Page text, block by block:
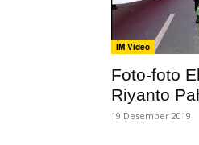
IM Video
Foto-foto
Riyanto
19 Desember 2019